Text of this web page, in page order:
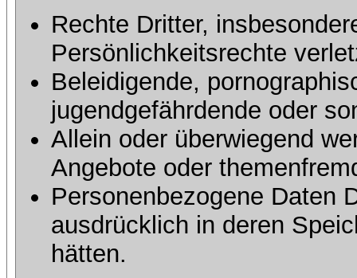
Rechte Dritter,
Persönlichkeitsrechte
Beleidigende,
jugendgefährdende oder
Allein oder überwiegend
Angebote oder
Personenbezogene Daten
ausdrücklich in deren
hätten.